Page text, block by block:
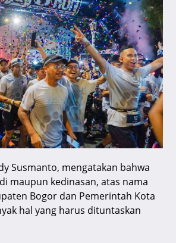
Susmanto, mengatakan bahwa
maupun kedinasan, atas nama
Bogor dan Pemerintah Kota
hal yang harus dituntaskan